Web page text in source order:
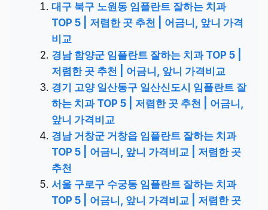
대구 북구 노원동 임플란트 잘하는 치과
TOP 5 | 저렴한 곳 추천 | 어금니, 앞니 가격
비교
경남 함양군 임플란트 잘하는 치과 TOP 5 |
저렴한 곳 추천 | 어금니, 앞니 가격비교
경기 고양 일산동구 일산신도시 임플란트 잘
하는 치과 TOP 5 | 저렴한 곳 추천 | 어금니,
앞니 가격비교
경남 거창군 거창읍 임플란트 잘하는 치과
TOP 5 | 어금니, 앞니 가격비교 | 저렴한 곳
추천
서울 구로구 수궁동 임플란트 잘하는 치과
TOP 5 | 어금니, 앞니 가격비교 | 저렴한 곳